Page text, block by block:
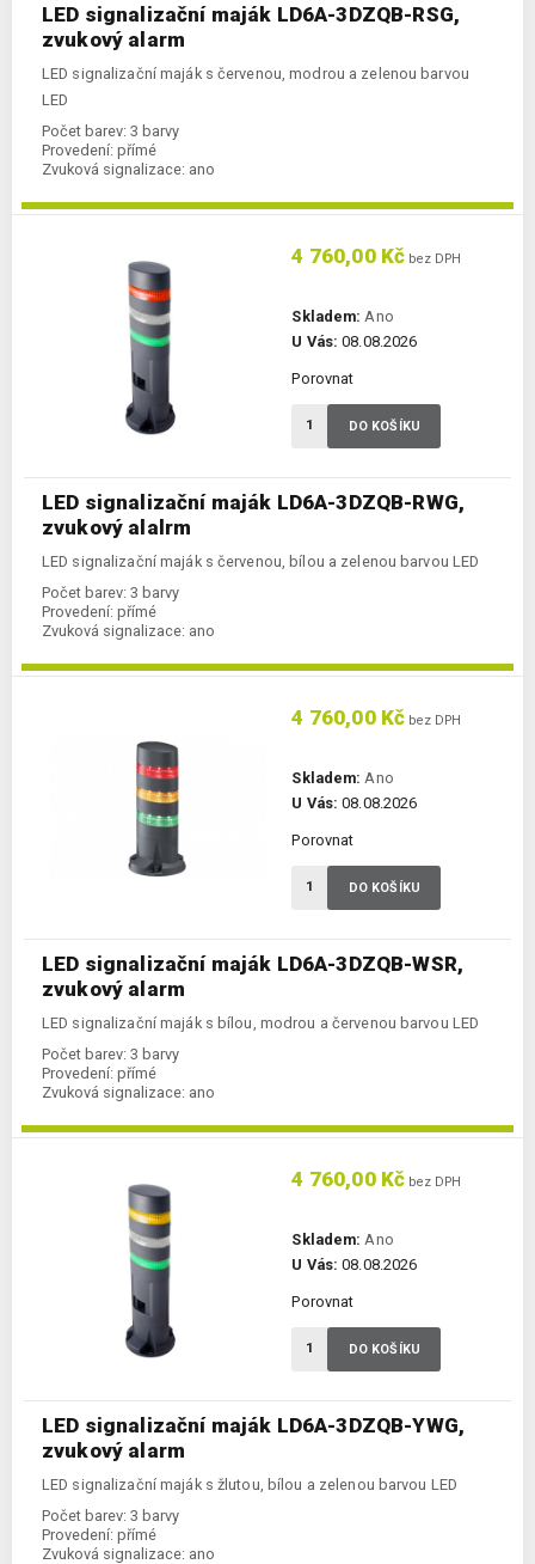
LED signalizační maják LD6A-3DZQB-RSG,
zvukový alarm
LED signalizační maják s červenou, modrou a zelenou barvou
LED
Počet barev: 3 barvy
Provedení: přímé
Zvuková signalizace: ano
LED signalizační maják LD6A-3DZQB-RWG,
zvukový alalrm
LED signalizační maják s červenou, bílou a zelenou barvou LED
Počet barev: 3 barvy
Provedení: přímé
Zvuková signalizace: ano
4 760,00 Kč bez DPH
Skladem: Ano
U Vás: 08.08.2026
Porovnat
DO KOŠÍKU
LED signalizační maják LD6A-3DZQB-WSR,
zvukový alarm
LED signalizační maják s bílou, modrou a červenou barvou LED
Počet barev: 3 barvy
Provedení: přímé
Zvuková signalizace: ano
4 760,00 Kč bez DPH
Skladem: Ano
U Vás: 08.08.2026
Porovnat
DO KOŠÍKU
LED signalizační maják LD6A-3DZQB-YWG,
zvukový alarm
LED signalizační maják s žlutou, bílou a zelenou barvou LED
Počet barev: 3 barvy
Provedení: přímé
Zvuková signalizace: ano
4 760,00 Kč bez DPH
Skladem: Ano
U Vás: 08.08.2026
Porovnat
DO KOŠÍKU